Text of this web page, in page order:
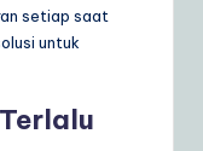
setiap saat
untuk